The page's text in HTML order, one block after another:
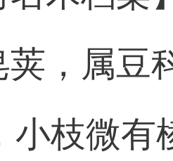
荚，属豆
小枝微有